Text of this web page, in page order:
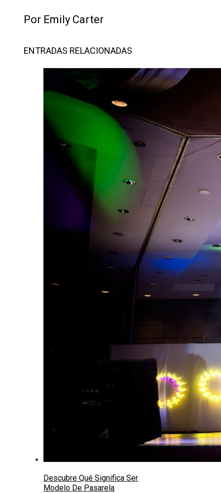
Por Emily Carter
ENTRADAS RELACIONADAS
Descubre Qué Significa Ser
Modelo De Pasarela